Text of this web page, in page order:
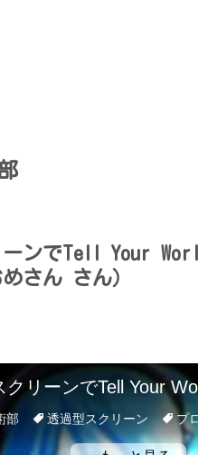
ンでTell Your
さん さん）